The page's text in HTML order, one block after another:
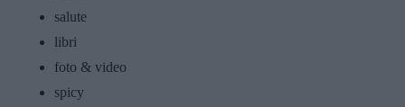
salute
libri
foto & video
spicy